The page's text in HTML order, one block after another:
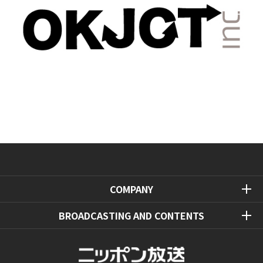
COMPANY
BROADCASTING AND CONTENTS